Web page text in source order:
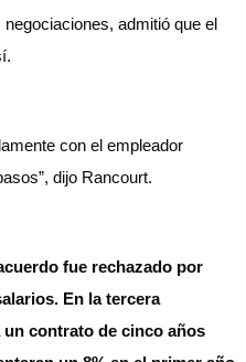
admitió que el
con el empleador
dijo Rancourt.
fue rechazado por
En la tercera
contrato de cinco años